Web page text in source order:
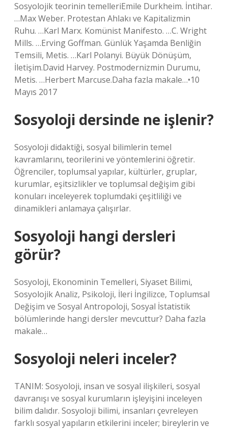
Sosyolojik teorinin temelleriEmile Durkheim. İntihar.
…Max Weber. Protestan Ahlakı ve Kapitalizmin
Ruhu. …Karl Marx. Komünist Manifesto. …C. Wright
Mills. …Erving Goffman. Günlük Yaşamda Benliğin
Temsili, Metis. …Karl Polanyi. Büyük Dönüşüm,
İletişim.David Harvey. Postmodernizmin Durumu,
Metis. …Herbert Marcuse.Daha fazla makale…•10
Mayıs 2017
Sosyoloji dersinde ne işlenir?
Sosyoloji didaktiği, sosyal bilimlerin temel
kavramlarını, teorilerini ve yöntemlerini öğretir.
Öğrenciler, toplumsal yapılar, kültürler, gruplar,
kurumlar, eşitsizlikler ve toplumsal değişim gibi
konuları inceleyerek toplumdaki çeşitliliği ve
dinamikleri anlamaya çalışırlar.
Sosyoloji hangi dersleri
görür?
Sosyoloji, Ekonominin Temelleri, Siyaset Bilimi,
Sosyolojik Analiz, Psikoloji, İleri İngilizce, Toplumsal
Değişim ve Sosyal Antropoloji, Sosyal İstatistik
bölümlerinde hangi dersler mevcuttur? Daha fazla
makale…
Sosyoloji neleri inceler?
TANIM: Sosyoloji, insan ve sosyal ilişkileri, sosyal
davranışı ve sosyal kurumların işleyişini inceleyen
bilim dalıdır. Sosyoloji bilimi, insanları çevreleyen
farklı sosyal yapıların etkilerini inceler; bireylerin ve